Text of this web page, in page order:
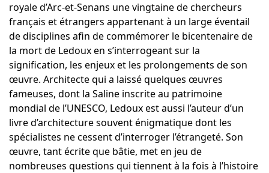
royale d’Arc-et-Senans une vingtaine de chercheurs
français et étrangers appartenant à un large éventail
de disciplines afin de commémorer le bicentenaire de
la mort de Ledoux en s’interrogeant sur la
signification, les enjeux et les prolongements de son
œuvre. Architecte qui a laissé quelques œuvres
fameuses, dont la Saline inscrite au patrimoine
mondial de l’UNESCO, Ledoux est aussi l’auteur d’un
livre d’architecture souvent énigmatique dont les
spécialistes ne cessent d’interroger l’étrangeté. Son
œuvre, tant écrite que bâtie, met en jeu de
nombreuses questions qui tiennent à la fois à l’histoire